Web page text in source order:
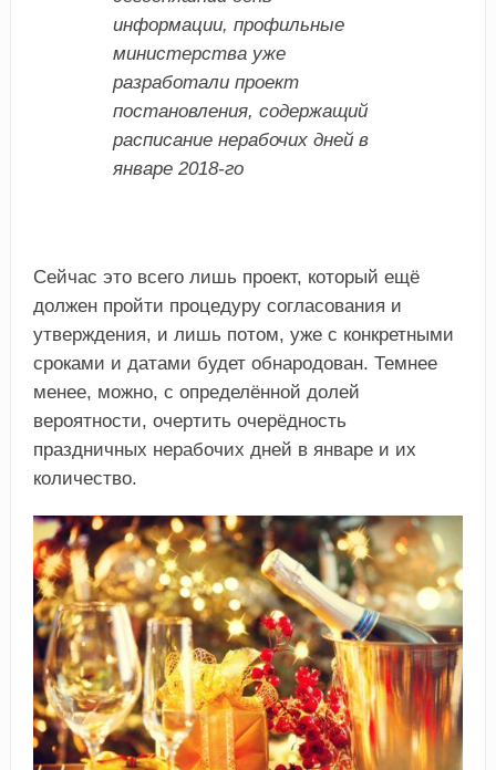
информации, профильные
министерства уже
разработали проект
постановления, содержащий
расписание нерабочих дней в
январе 2018-го
Сейчас это всего лишь проект, который ещё
должен пройти процедуру согласования и
утверждения, и лишь потом, уже с конкретными
сроками и датами будет обнародован. Темнее
менее, можно, с определённой долей
вероятности, очертить очерёдность
праздничных нерабочих дней в январе и их
количество.